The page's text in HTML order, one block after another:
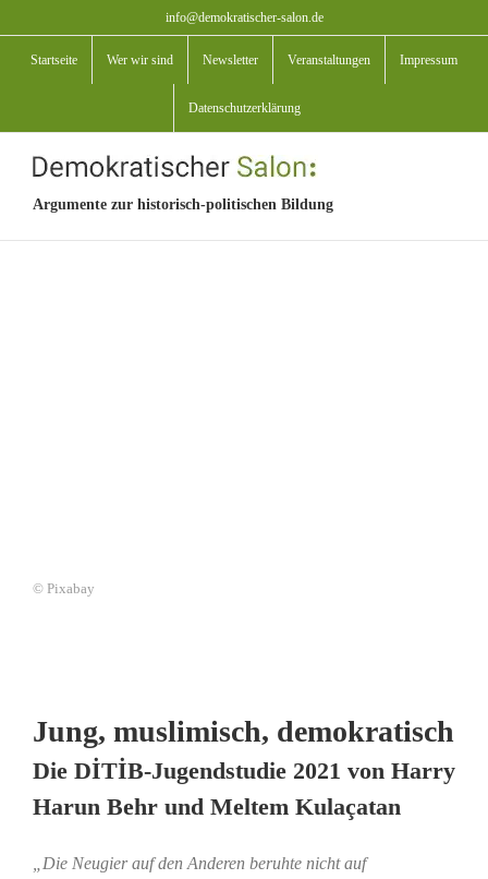
Inhalt
springen
info@demokratischer-salon.de
Startseite Wer wir sind Newsletter Veranstaltungen Impressum
Datenschutzerklärung
Argumente zur historisch-politischen Bildung
© Pixabay
Jung, muslimisch, demokratisch
Die DİTİB-Jugendstudie 2021 von Harry
Harun Behr und Meltem Kulaçatan
„Die Neugier auf den Anderen beruhte nicht auf